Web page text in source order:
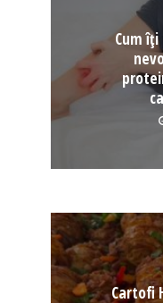
Cum îți
Cartofi